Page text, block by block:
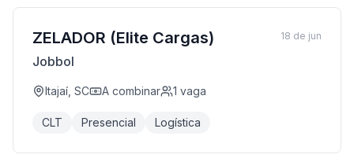
ZELADOR (Elite Cargas)
Jobbol
Itajaí, SC A combinar 1 vaga
CLT Presencial Logística
18 de jun